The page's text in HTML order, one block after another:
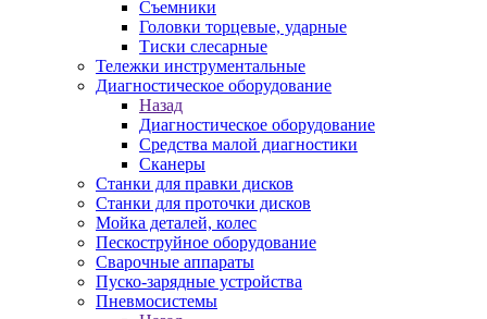
Съемники
Головки торцевые, ударные
Тиски слесарные
Тележки инструментальные
Диагностическое оборудование
Назад
Диагностическое оборудование
Средства малой диагностики
Сканеры
Станки для правки дисков
Станки для проточки дисков
Мойка деталей, колес
Пескоструйное оборудование
Сварочные аппараты
Пуско-зарядные устройства
Пневмосистемы